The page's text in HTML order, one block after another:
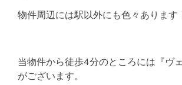
物件周辺には駅以外にも色々あります
当物件から徒歩4分のところには『ヴ
がございます。